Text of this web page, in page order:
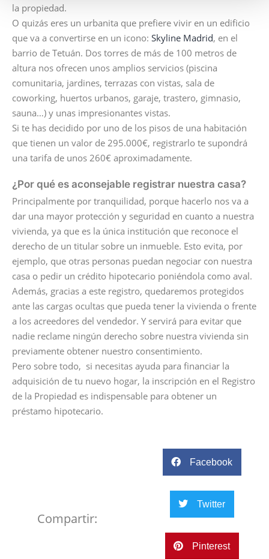
la propiedad.
O quizás eres un urbanita que prefiere vivir en un edificio
que va a convertirse en un icono: Skyline Madrid, en el
barrio de Tetuán. Dos torres de más de 100 metros de
altura nos ofrecen unos amplios servicios (piscina
comunitaria, jardines, terrazas con vistas, sala de
coworking, huertos urbanos, garaje, trastero, gimnasio,
sauna…) y unas impresionantes vistas.
Si te has decidido por uno de los pisos de una habitación
que tienen un valor de 295.000€, registrarlo te supondrá
una tarifa de unos 260€ aproximadamente.
¿Por qué es aconsejable registrar nuestra casa?
Principalmente por tranquilidad, porque hacerlo nos va a
dar una mayor protección y seguridad en cuanto a nuestra
vivienda, ya que es la única institución que reconoce el
derecho de un titular sobre un inmueble. Esto evita, por
ejemplo, que otras personas puedan negociar con nuestra
casa o pedir un crédito hipotecario poniéndola como aval.
Además, gracias a este registro, quedaremos protegidos
ante las cargas ocultas que pueda tener la vivienda o frente
a los acreedores del vendedor. Y servirá para evitar que
nadie reclame ningún derecho sobre nuestra vivienda sin
previamente obtener nuestro consentimiento.
Pero sobre todo, si necesitas ayuda para financiar la
adquisición de tu nuevo hogar, la inscripción en el Registro
de la Propiedad es indispensable para obtener un
préstamo hipotecario.
Compartir:
Facebook
Twitter
Pinterest